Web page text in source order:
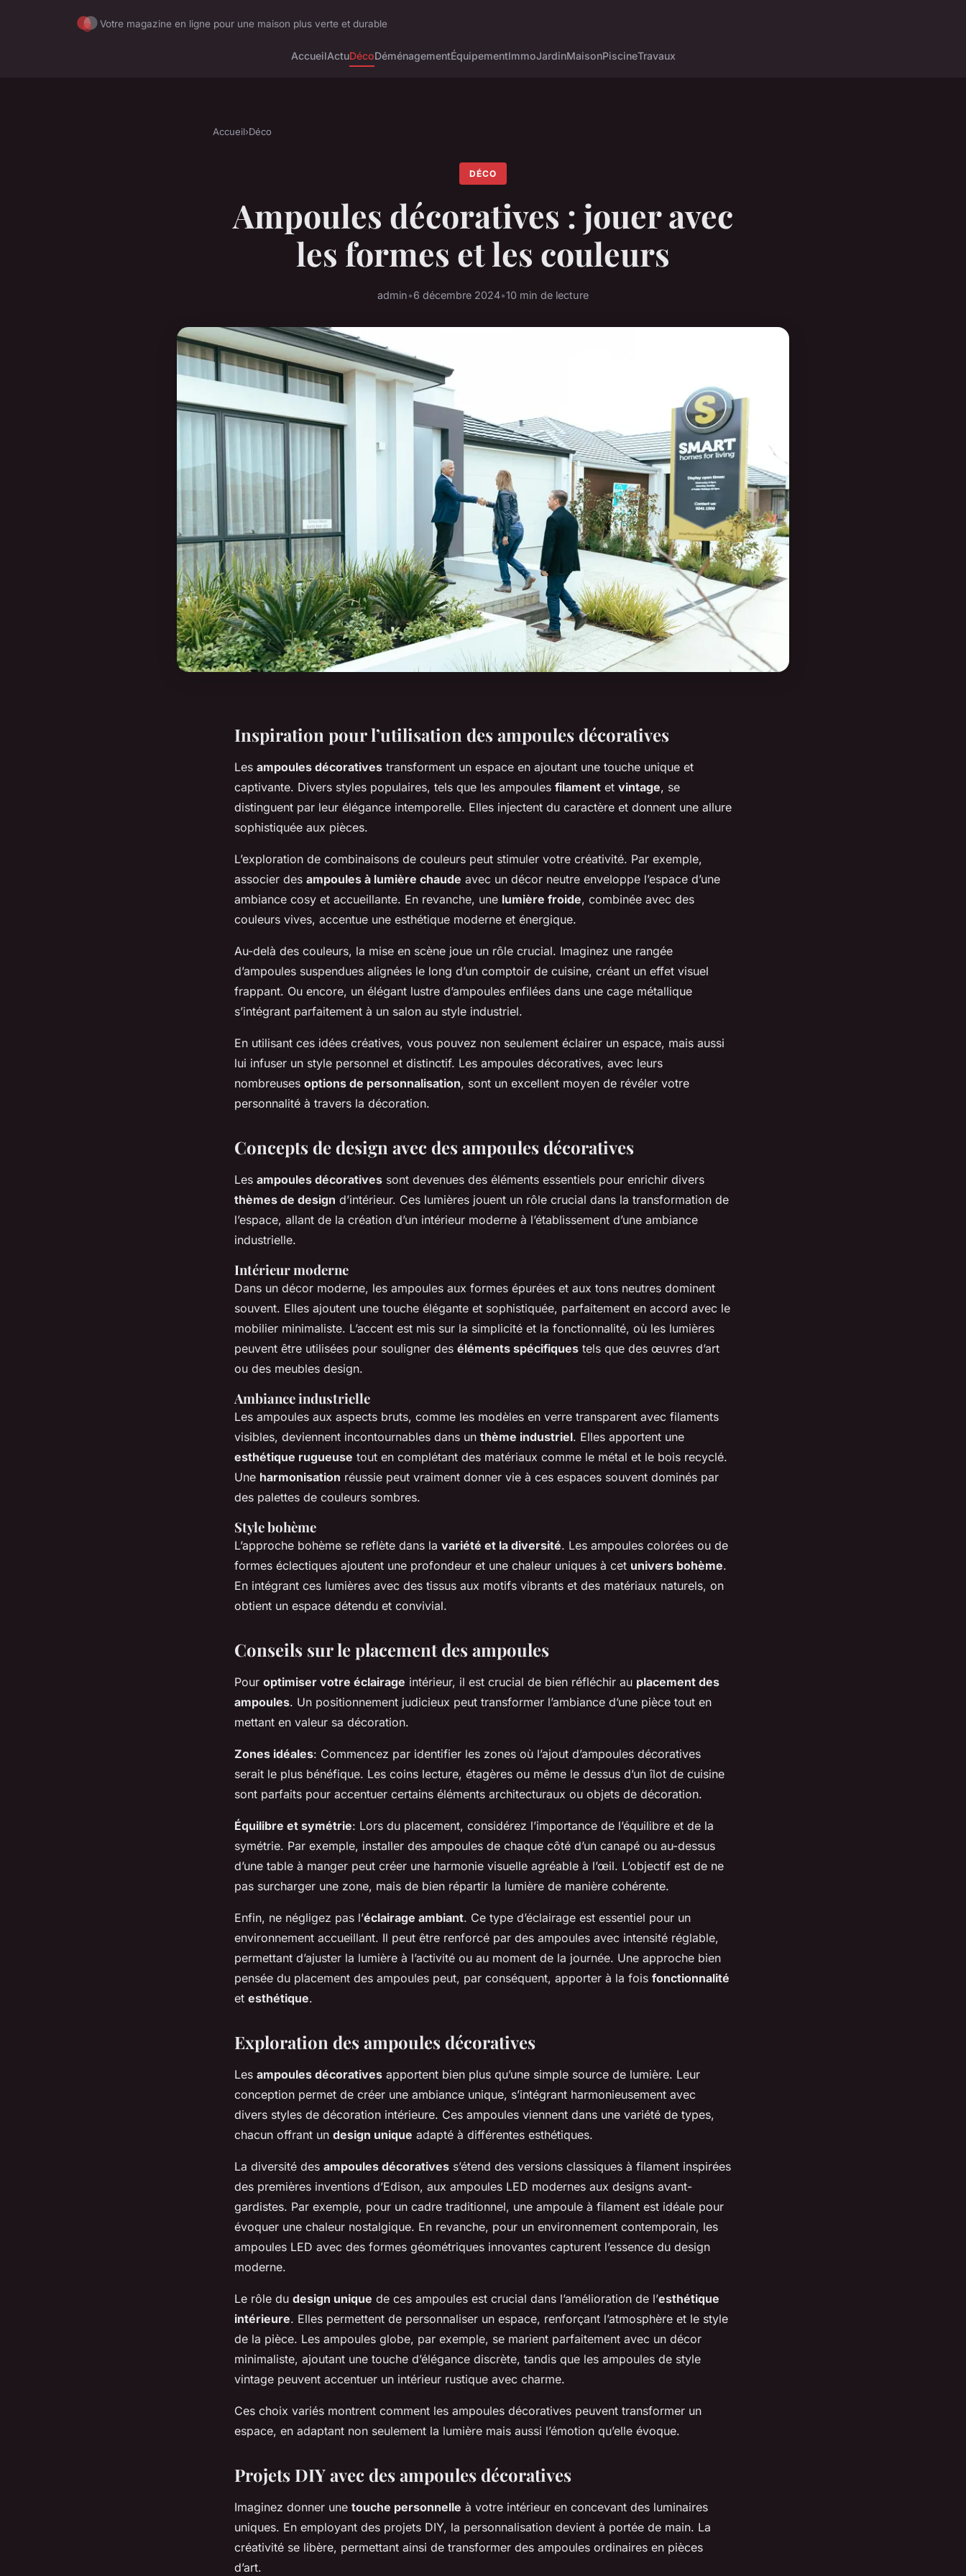
Votre magazine en ligne pour une maison plus verte et durable
AccueilActuDécoDéménagementÉquipementImmoJardinMaisonPiscineTravaux
Accueil›Déco
DÉCO
Ampoules décoratives : jouer avec
les formes et les couleurs
admin•6 décembre 2024•10 min de lecture
Inspiration pour l’utilisation des ampoules décoratives
Les ampoules décoratives transforment un espace en ajoutant une touche unique et
captivante. Divers styles populaires, tels que les ampoules filament et vintage, se
distinguent par leur élégance intemporelle. Elles injectent du caractère et donnent une allure
sophistiquée aux pièces.
L’exploration de combinaisons de couleurs peut stimuler votre créativité. Par exemple,
associer des ampoules à lumière chaude avec un décor neutre enveloppe l’espace d’une
ambiance cosy et accueillante. En revanche, une lumière froide, combinée avec des
couleurs vives, accentue une esthétique moderne et énergique.
Au-delà des couleurs, la mise en scène joue un rôle crucial. Imaginez une rangée
d’ampoules suspendues alignées le long d’un comptoir de cuisine, créant un effet visuel
frappant. Ou encore, un élégant lustre d’ampoules enfilées dans une cage métallique
s’intégrant parfaitement à un salon au style industriel.
En utilisant ces idées créatives, vous pouvez non seulement éclairer un espace, mais aussi
lui infuser un style personnel et distinctif. Les ampoules décoratives, avec leurs
nombreuses options de personnalisation, sont un excellent moyen de révéler votre
personnalité à travers la décoration.
Concepts de design avec des ampoules décoratives
Les ampoules décoratives sont devenues des éléments essentiels pour enrichir divers
thèmes de design d’intérieur. Ces lumières jouent un rôle crucial dans la transformation de
l’espace, allant de la création d’un intérieur moderne à l’établissement d’une ambiance
industrielle.
Intérieur moderne
Dans un décor moderne, les ampoules aux formes épurées et aux tons neutres dominent
souvent. Elles ajoutent une touche élégante et sophistiquée, parfaitement en accord avec le
mobilier minimaliste. L’accent est mis sur la simplicité et la fonctionnalité, où les lumières
peuvent être utilisées pour souligner des éléments spécifiques tels que des œuvres d’art
ou des meubles design.
Ambiance industrielle
Les ampoules aux aspects bruts, comme les modèles en verre transparent avec filaments
visibles, deviennent incontournables dans un thème industriel. Elles apportent une
esthétique rugueuse tout en complétant des matériaux comme le métal et le bois recyclé.
Une harmonisation réussie peut vraiment donner vie à ces espaces souvent dominés par
des palettes de couleurs sombres.
Style bohème
L’approche bohème se reflète dans la variété et la diversité. Les ampoules colorées ou de
formes éclectiques ajoutent une profondeur et une chaleur uniques à cet univers bohème.
En intégrant ces lumières avec des tissus aux motifs vibrants et des matériaux naturels, on
obtient un espace détendu et convivial.
Conseils sur le placement des ampoules
Pour optimiser votre éclairage intérieur, il est crucial de bien réfléchir au placement des
ampoules. Un positionnement judicieux peut transformer l’ambiance d’une pièce tout en
mettant en valeur sa décoration.
Zones idéales: Commencez par identifier les zones où l’ajout d’ampoules décoratives
serait le plus bénéfique. Les coins lecture, étagères ou même le dessus d’un îlot de cuisine
sont parfaits pour accentuer certains éléments architecturaux ou objets de décoration.
Équilibre et symétrie: Lors du placement, considérez l’importance de l’équilibre et de la
symétrie. Par exemple, installer des ampoules de chaque côté d’un canapé ou au-dessus
d’une table à manger peut créer une harmonie visuelle agréable à l’œil. L’objectif est de ne
pas surcharger une zone, mais de bien répartir la lumière de manière cohérente.
Enfin, ne négligez pas l’éclairage ambiant. Ce type d’éclairage est essentiel pour un
environnement accueillant. Il peut être renforcé par des ampoules avec intensité réglable,
permettant d’ajuster la lumière à l’activité ou au moment de la journée. Une approche bien
pensée du placement des ampoules peut, par conséquent, apporter à la fois fonctionnalité
et esthétique.
Exploration des ampoules décoratives
Les ampoules décoratives apportent bien plus qu’une simple source de lumière. Leur
conception permet de créer une ambiance unique, s’intégrant harmonieusement avec
divers styles de décoration intérieure. Ces ampoules viennent dans une variété de types,
chacun offrant un design unique adapté à différentes esthétiques.
La diversité des ampoules décoratives s’étend des versions classiques à filament inspirées
des premières inventions d’Edison, aux ampoules LED modernes aux designs avant-
gardistes. Par exemple, pour un cadre traditionnel, une ampoule à filament est idéale pour
évoquer une chaleur nostalgique. En revanche, pour un environnement contemporain, les
ampoules LED avec des formes géométriques innovantes capturent l’essence du design
moderne.
Le rôle du design unique de ces ampoules est crucial dans l’amélioration de l’esthétique
intérieure. Elles permettent de personnaliser un espace, renforçant l’atmosphère et le style
de la pièce. Les ampoules globe, par exemple, se marient parfaitement avec un décor
minimaliste, ajoutant une touche d’élégance discrète, tandis que les ampoules de style
vintage peuvent accentuer un intérieur rustique avec charme.
Ces choix variés montrent comment les ampoules décoratives peuvent transformer un
espace, en adaptant non seulement la lumière mais aussi l’émotion qu’elle évoque.
Projets DIY avec des ampoules décoratives
Imaginez donner une touche personnelle à votre intérieur en concevant des luminaires
uniques. En employant des projets DIY, la personnalisation devient à portée de main. La
créativité se libère, permettant ainsi de transformer des ampoules ordinaires en pièces
d’art.